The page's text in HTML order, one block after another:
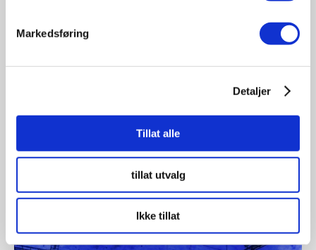
Markedsføring
Detaljer
Tillat alle
tillat utvalg
Ikke tillat
Så langt i år har 70 personer mistet livet på norske